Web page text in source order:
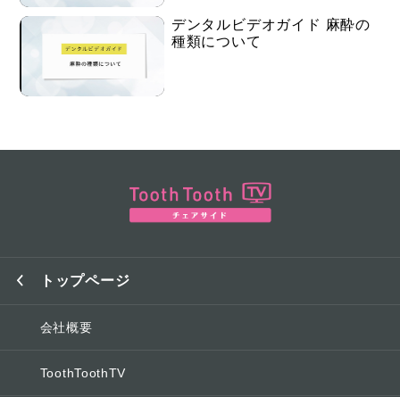
デンタルビデオガイド 麻酔の
種類について
トップページ
会社概要
ToothToothTV